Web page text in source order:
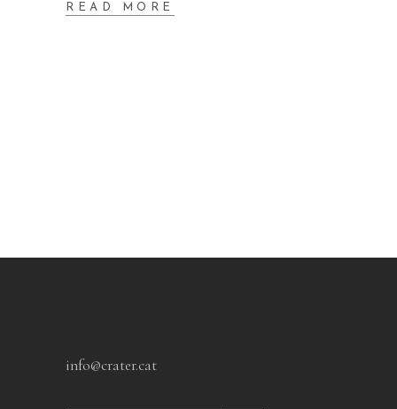
READ MORE
info@crater.cat